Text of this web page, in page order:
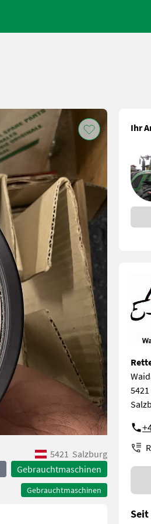
5421 Salzburg
Gebrauchtmaschinen
Gebrauchtmaschinen
Ihr
Seit